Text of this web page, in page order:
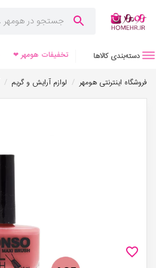
دسته‌بندی کالاها تخفیفات هومهر ❤
فروشگاه اینترنتی هومهر / لوازم آرایش و گریم /